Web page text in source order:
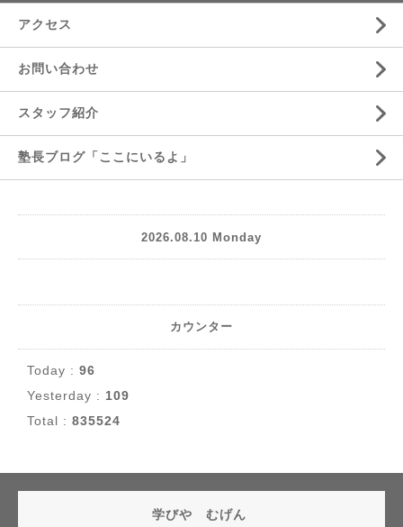
アクセス
お問い合わせ
スタッフ紹介
塾長ブログ「ここにいるよ」
2026.08.10 Monday
カウンター
Today : 96
Yesterday : 109
Total : 835524
学びや むげん